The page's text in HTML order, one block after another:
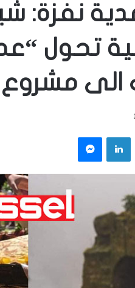
نفزة:
تحول
الى مشروع
تويتر لينكدإن ماسنجر